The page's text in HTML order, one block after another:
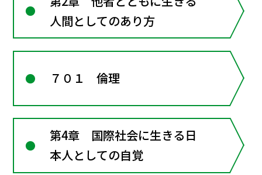
人間としてのあり方
７０１ 倫理
第4章 国際社会に生きる日
本人としての自覚